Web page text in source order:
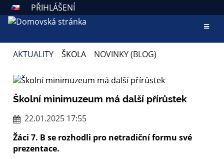
PŘIHLÁŠENÍ
AKTUALITY ŠKOLA NOVINKY (BLOG)
NOVINKY
Školní minimuzeum má další přírůstek
22.01.2025 17:55
Žáci 7. B se rozhodli pro netradiční formu své
prezentace.